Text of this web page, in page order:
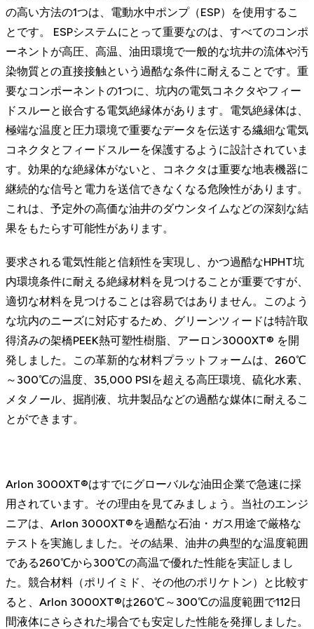
の高い方法の1つは、電動水中ポンプ（ESP）を使用するこ
とです。 ESPシステムにとって重要なのは、すべてのコンポ
ーネントが高圧、高温、油田環境で一般的な坑井の流体や汚
染物質との直接接触という過酷な条件に耐えることです。重
要なコンポーネントの1つに、坑内の電気コネクタやフィー
ドスルーと嵌合する電気絶縁体があります。電気絶縁体は、
極端な温度と圧力環境で重要なデータを伝送する繊細な電気
コネクタとフィードスルーを保護するように設計されていま
す。効果的な絶縁体がないと、コネクタは重要な地表機器に
継続的な信号と電力を送信できなくなる危険性があります。
これは、予定外の高価な油井のダウンタイムなどの深刻な結
果をもたらす可能性があります。
要求される電気性能と信頼性を実現し、かつ過酷なHPHT坑
内環境条件に耐える絶縁材料を見つけることが重要ですが、
適切な材料を見つけることは容易ではありません。このよう
な坑内のニーズに対応するため、グリーンツィードは特許取
得済みの架橋PEEK熱可塑性樹脂、アーロン3000XT® を開
発しました。この革新的な材料プラットフォームは、260℃
～300℃の温度、35,000 PSIを超える高圧環境、硫化水素、
メタノール、掘削液、坑井製品などの過酷な媒体に耐えるこ
とができます。
Arlon 3000XT®はすでにグローバルな油田企業で急速に採
用されています。その理由を見てみましょう。当社のエンジ
ニアは、Arlon 3000XT®を過酷な石油・ガス用途で厳格な
テストを実施しました。その結果、油井の典型的な温度範囲
である260℃から300℃の高温で優れた性能を実証しまし
た。競合材料（ポリイミド、その他のポリケトン）と比較す
ると、Arlon 3000XT®は260℃～300℃の温度範囲で112日
間液体にさらされた場合でも安定した性能を発揮しました。